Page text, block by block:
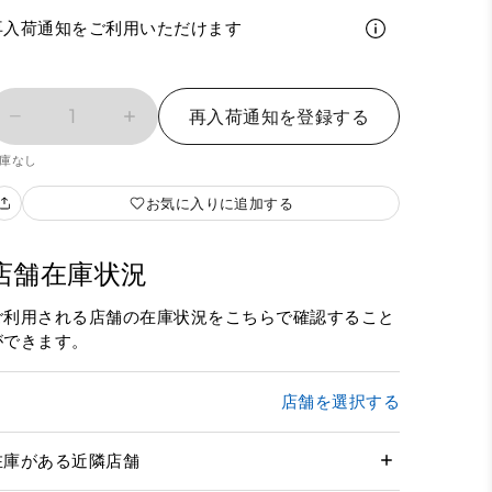
入荷通知をご利用いただけます
1 再入荷通知を登録する
なし
お気に入りに追加する
舗在庫状況
利用される店舗の在庫状況をこちらで確認すること
きます。
店舗を選択する
庫がある近隣店舗